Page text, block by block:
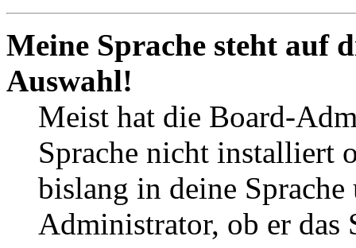
Meine Sprache steht auf
Auswahl!
Meist hat die Board-
Sprache nicht installiert
bislang in deine
Administrator, ob er das